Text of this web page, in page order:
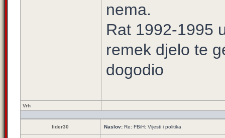
nema.
Rat 1992-1995
remek djelo te
dogodio
Vrh
lider30 Naslov: Re: FBiH: Vijesti i politika